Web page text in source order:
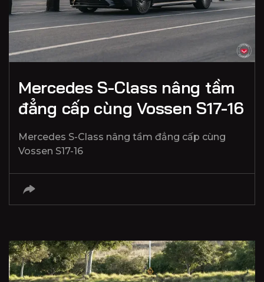
Mercedes S-Class nâng tầm
đẳng cấp cùng Vossen S17-16
Mercedes S-Class nâng tầm đẳng cấp cùng
Vossen S17-16